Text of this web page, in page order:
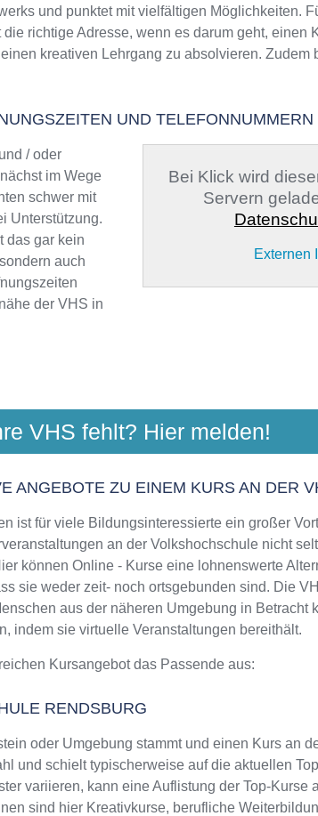
Rendsburg
/ 2026
und punktet mit vielfältigen Möglichkeiten.
richtige Adresse, wenn es darum geht, einen
kreativen Lehrgang zu absolvieren. Zudem
UND TELEFONNUMMERN
/ oder
im Wege
schwer mit
Unterstützung.
das gar kein
auch
der VHS in
Bei Klick wird
Servern
Externen
RENDSBURGER
VHS fehlt? Hier melden!
ANGEBOTE ZU EINEM KURS AN DER
ist für viele Bildungsinteressierte ein großer
an der Volkshochschule nicht
können Online - Kurse eine lohnenswerte
sie weder zeit- noch ortsgebunden sind. Die
aus der näheren Umgebung in Betracht
indem sie virtuelle Veranstaltungen bereithält.
Kursangebot das Passende aus:
RENDSBURG
oder Umgebung stammt und einen Kurs an
und schielt typischerweise auf die aktuellen
variieren, kann eine Auflistung der Top-Kurse
sind hier Kreativkurse, berufliche